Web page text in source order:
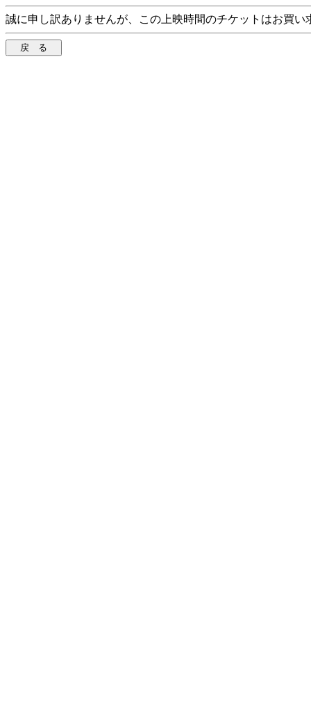
誠に申し訳ありませんが、この上映時間のチケットはお買い